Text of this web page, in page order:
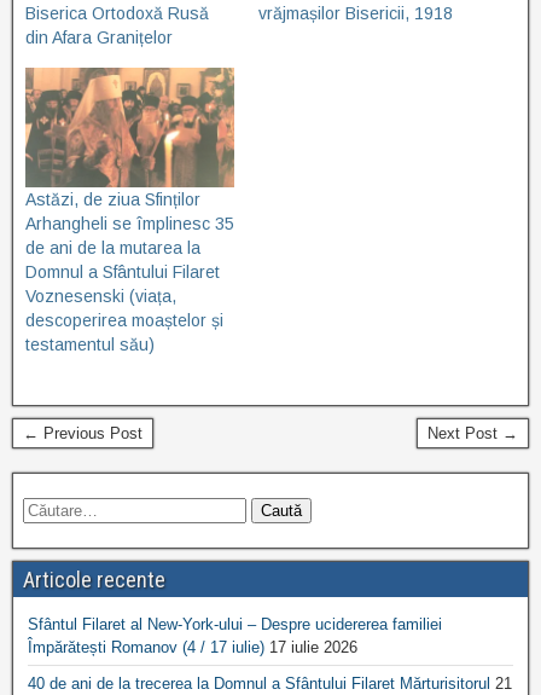
Biserica Ortodoxă Rusă
din Afara Granițelor
vrăjmașilor Bisericii, 1918
Astăzi, de ziua Sfinților
Arhangheli se împlinesc 35
de ani de la mutarea la
Domnul a Sfântului Filaret
Voznesenski (viața,
descoperirea moaștelor și
testamentul său)
← Previous Post Next Post →
Articole recente
Sfântul Filaret al New-York-ului – Despre ucidererea familiei
Împărătești Romanov (4 / 17 iulie) 17 iulie 2026
40 de ani de la trecerea la Domnul a Sfântului Filaret Mărturisitorul 21